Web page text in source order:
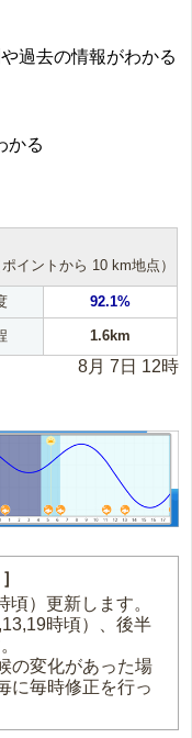
過去の情報がわかる
かる
ポイントから 10 km地点）
92.1%
1.6km
8月 7日 12時
）更新します。
時頃）、後半
の変化があった場
に毎時修正を行っ